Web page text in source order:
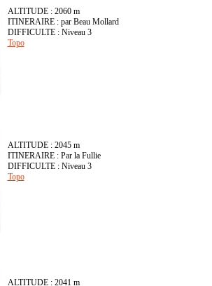
ALTITUDE : 2060 m
ITINERAIRE : par Beau Mollard
DIFFICULTE : Niveau 3
Topo
ALTITUDE : 2045 m
ITINERAIRE : Par la Fullie
DIFFICULTE : Niveau 3
Topo
ALTITUDE : 2041 m